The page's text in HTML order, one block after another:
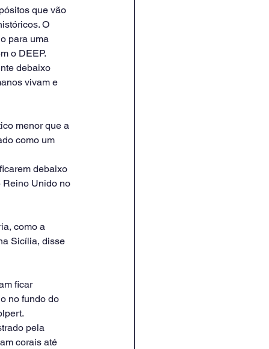
que vão
O
para uma
o DEEP.
debaixo
vivam e
menor que a
como um
debaixo
Reino Unido no
como a
Sicília, disse
ficar
no fundo do
pela
corais até